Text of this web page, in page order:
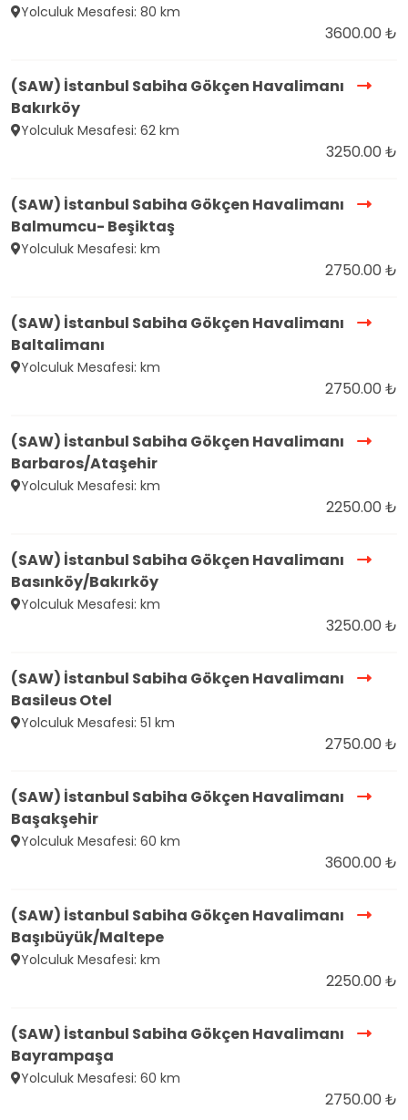
Yolculuk Mesafesi: 80 km
3600.00 ₺
(SAW) İstanbul Sabiha Gökçen Havalimanı
Bakırköy
Yolculuk Mesafesi: 62 km
3250.00 ₺
(SAW) İstanbul Sabiha Gökçen Havalimanı
Balmumcu- Beşiktaş
Yolculuk Mesafesi: km
2750.00 ₺
(SAW) İstanbul Sabiha Gökçen Havalimanı
Baltalimanı
Yolculuk Mesafesi: km
2750.00 ₺
(SAW) İstanbul Sabiha Gökçen Havalimanı
Barbaros/Ataşehir
Yolculuk Mesafesi: km
2250.00 ₺
(SAW) İstanbul Sabiha Gökçen Havalimanı
Basınköy/Bakırköy
Yolculuk Mesafesi: km
3250.00 ₺
(SAW) İstanbul Sabiha Gökçen Havalimanı
Basileus Otel
Yolculuk Mesafesi: 51 km
2750.00 ₺
(SAW) İstanbul Sabiha Gökçen Havalimanı
Başakşehir
Yolculuk Mesafesi: 60 km
3600.00 ₺
(SAW) İstanbul Sabiha Gökçen Havalimanı
Başıbüyük/Maltepe
Yolculuk Mesafesi: km
2250.00 ₺
(SAW) İstanbul Sabiha Gökçen Havalimanı
Bayrampaşa
Yolculuk Mesafesi: 60 km
2750.00 ₺